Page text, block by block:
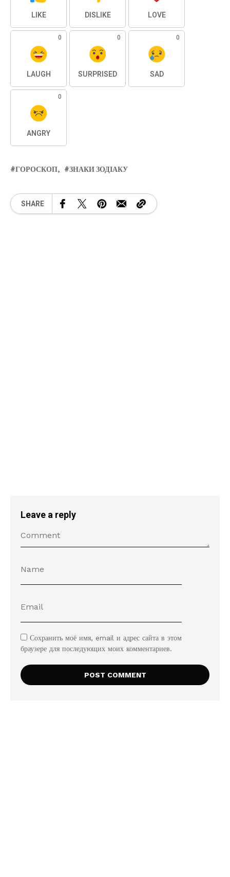
LIKE DISLIKE LOVE
0
LAUGH
0
SURPRISED
0
SAD
0
ANGRY
ГОРОСКОП ЗНАКИ ЗОДІАКУ
SHARE
Leave a reply
Сохранить моё имя, email и адрес сайта в этом
браузере для последующих моих комментариев.